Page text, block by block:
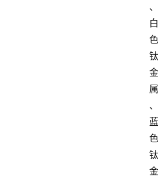
、
白
色
钛
金
属
、
蓝
色
钛
金